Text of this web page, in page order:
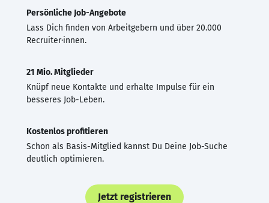
Persönliche Job-Angebote
Lass Dich finden von Arbeitgebern und über 20.000
Recruiter·innen.
21 Mio. Mitglieder
Knüpf neue Kontakte und erhalte Impulse für ein
besseres Job-Leben.
Kostenlos profitieren
Schon als Basis-Mitglied kannst Du Deine Job-Suche
deutlich optimieren.
Jetzt registrieren